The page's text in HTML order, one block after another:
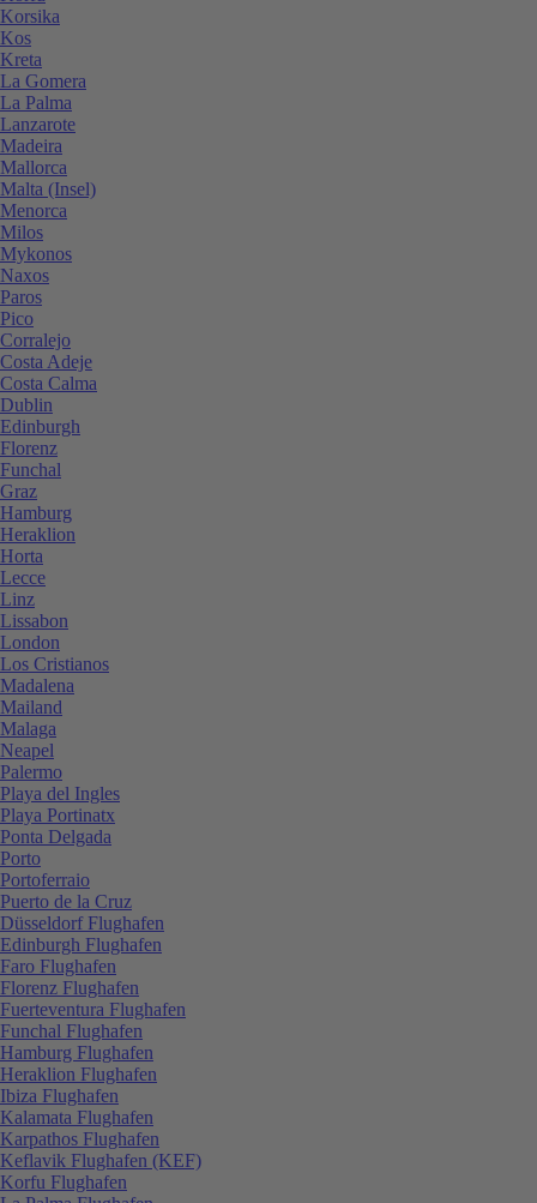
Korsika
Kos
Kreta
La Gomera
La Palma
Lanzarote
Madeira
Mallorca
Malta (Insel)
Menorca
Milos
Mykonos
Naxos
Paros
Pico
Corralejo
Costa Adeje
Costa Calma
Dublin
Edinburgh
Florenz
Funchal
Graz
Hamburg
Heraklion
Horta
Lecce
Linz
Lissabon
London
Los Cristianos
Madalena
Mailand
Malaga
Neapel
Palermo
Playa del Ingles
Playa Portinatx
Ponta Delgada
Porto
Portoferraio
Puerto de la Cruz
Düsseldorf Flughafen
Edinburgh Flughafen
Faro Flughafen
Florenz Flughafen
Fuerteventura Flughafen
Funchal Flughafen
Hamburg Flughafen
Heraklion Flughafen
Ibiza Flughafen
Kalamata Flughafen
Karpathos Flughafen
Keflavik Flughafen (KEF)
Korfu Flughafen